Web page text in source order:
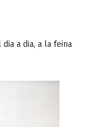
a dia, a la feina